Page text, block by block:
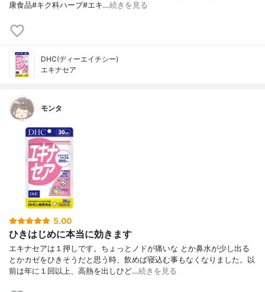
康食品#キク科ハーブ#エキ…続きを見る
DHC(ディーエイチシー)
エキナセア
モンタ
5.00
ひきはじめに本当に効きます
エキナセアは１押しです。ちょっとノドが痛いな とか鼻水が少し出る
とかカゼをひきそうだと思う時、飲めば寝込む事もなくなりました。以
前は年に１回以上、高熱を出しひど…続きを見る